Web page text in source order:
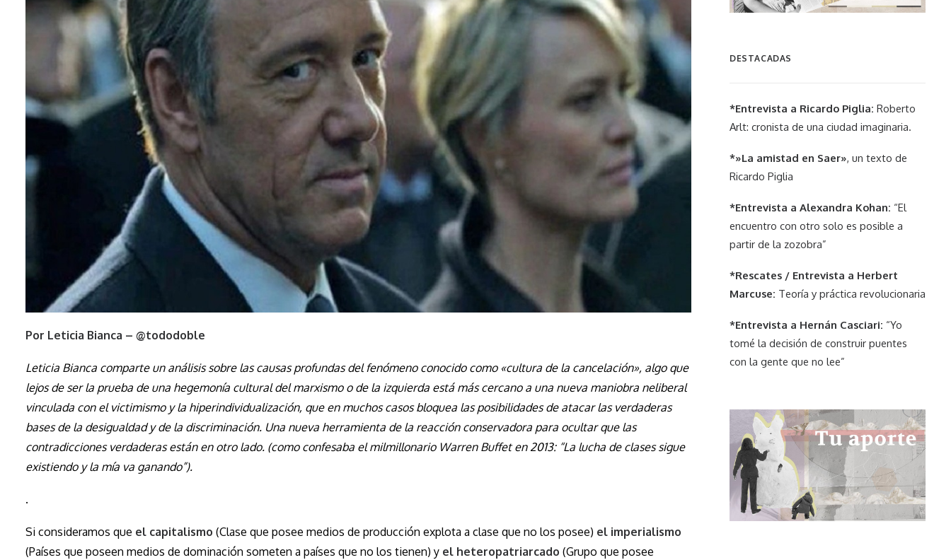
Por Leticia Bianca – @tododoble
Leticia Bianca comparte un análisis sobre las causas profundas del fenómeno conocido como «cultura de la cancelación», algo que
lejos de ser la prueba de una hegemonía cultural del marxismo o de la izquierda está más cercano a una nueva maniobra neliberal
vinculada con el victimismo y la hiperindividualización, que en muchos casos bloquea las posibilidades de atacar las verdaderas
bases de la desigualdad y de la discriminación. Una nueva herramienta de la reacción conservadora para ocultar que las
contradicciones verdaderas están en otro lado. (como confesaba el milmillonario Warren Buffet en 2013: “La lucha de clases sigue
existiendo y la mía va ganando”).
.
Si consideramos que el capitalismo (Clase que posee medios de producción explota a clase que no los posee) el imperialismo
(Países que poseen medios de dominación someten a países que no los tienen) y el heteropatriarcado (Grupo que posee
DESTACADAS
*Entrevista a Ricardo Piglia: Roberto
Arlt: cronista de una ciudad imaginaria.
*»La amistad en Saer», un texto de
Ricardo Piglia
*Entrevista a Alexandra Kohan: “El
encuentro con otro solo es posible a
partir de la zozobra”
*Rescates / Entrevista a Herbert
Marcuse: Teoría y práctica revolucionaria
*Entrevista a Hernán Casciari: “Yo
tomé la decisión de construir puentes
con la gente que no lee”